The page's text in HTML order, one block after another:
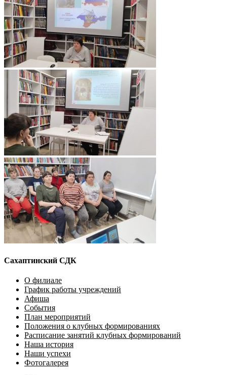
Сахаптинский СДК
О филиале
График работы учреждений
Афиша
События
План мероприятий
Положения о клубных формированиях
Расписание занятий клубных формирований
Наша история
Наши успехи
Фотогалерея